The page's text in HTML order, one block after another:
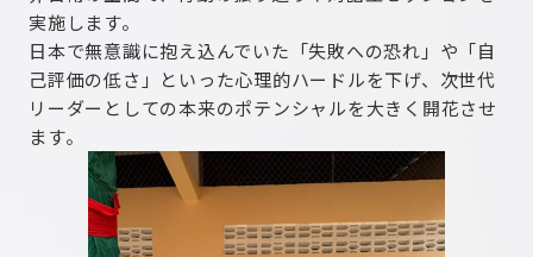
実施します。
日本で無意識に抱え込んでいた「失敗への恐れ」や「自
己評価の低さ」といった心理的ハードルを下げ、次世代
リーダーとしての本来のポテンシャルを大きく開花させ
ます。